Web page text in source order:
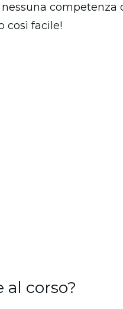
competenza
così facile!
corso?